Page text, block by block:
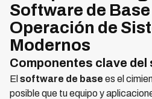
Software de
Operación de
Modernos
Componentes clave
El software de base es el
posible que tu equipo y